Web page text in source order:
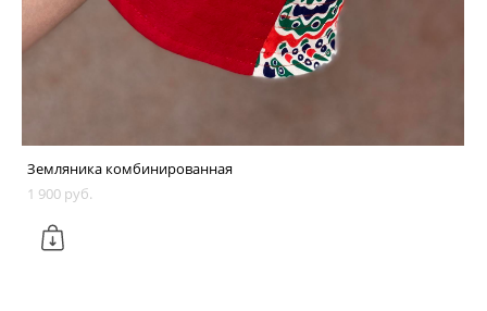
Земляника комбинированная
1 900 pуб.